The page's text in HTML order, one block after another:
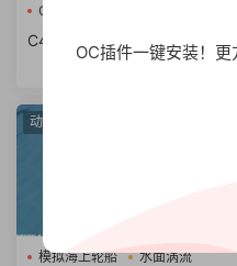
C4D流体形状
C4D流体形状变形动画预设工
程 Liquid Shape Morph Tool
动作预设
模拟海上轮船 水面涡流
OC插件一键安装！更